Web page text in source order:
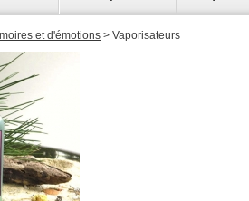
et d'émotions > Vaporisateurs